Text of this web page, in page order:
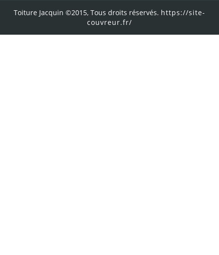
Toiture Jacquin ©2015, Tous droits réservés. https://site-
couvreur.fr/